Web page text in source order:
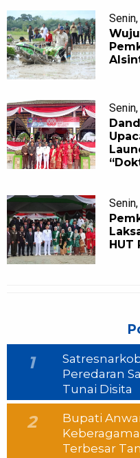
HUT
1
Peredaran
Tunai Disita
2
Bupati
Terbesar